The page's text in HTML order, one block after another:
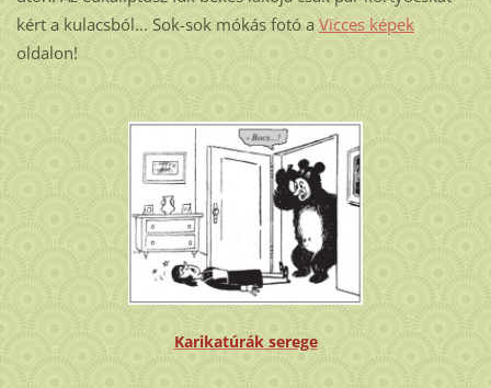
kért a kulacsból... Sok-sok mókás fotó a Vicces képek
oldalon!
Karikatúrák serege